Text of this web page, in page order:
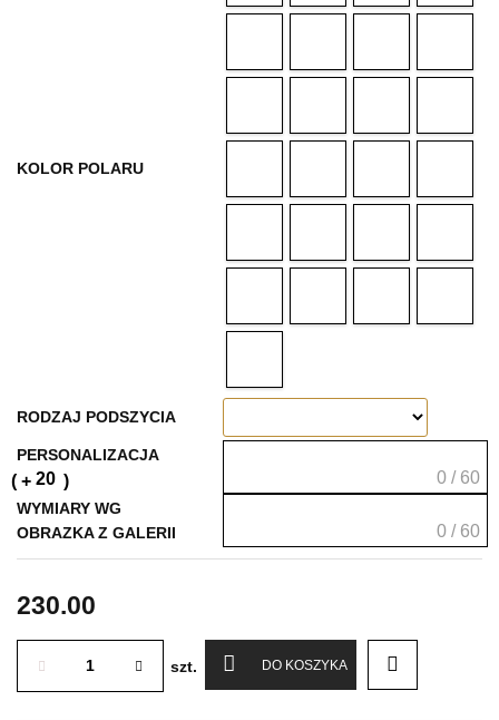
KOLOR POLARU
RODZAJ PODSZYCIA
PERSONALIZACJA
20 0 / 60
WYMIARY WG
OBRAZKA Z GALERII
0 / 60
230.00
szt. DO KOSZYKA